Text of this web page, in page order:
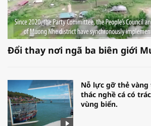
Đổi thay nơi ngã ba biên giới
Nỗ lực gỡ thẻ vàng
thác nghề cá có
vùng biển.